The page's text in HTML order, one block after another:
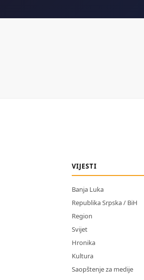
VIJESTI
Banja Luka
Republika Srpska / BiH
Region
Svijet
Hronika
Kultura
Saopštenje za medije